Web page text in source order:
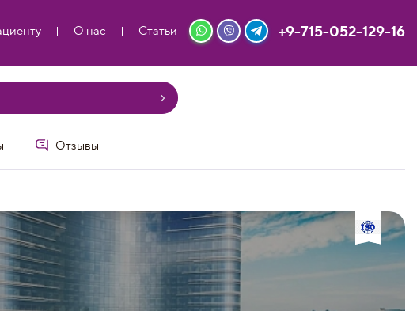
О нас Статьи +9-715-052-129-16
Отзывы